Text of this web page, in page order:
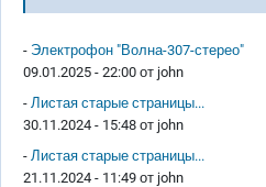
- Электрофон "Волна-307-стерео"
09.01.2025 - 22:00 от john
- Листая старые страницы...
30.11.2024 - 15:48 от john
- Листая старые страницы...
21.11.2024 - 11:49 от john